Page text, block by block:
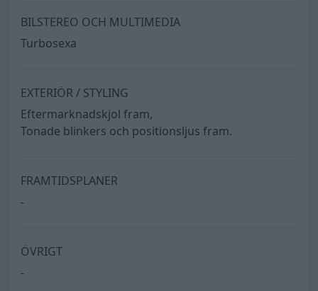
BILSTEREO OCH MULTIMEDIA
Turbosexa
EXTERIÖR / STYLING
Eftermarknadskjol fram,
Tonade blinkers och positionsljus fram.
FRAMTIDSPLANER
-
ÖVRIGT
-